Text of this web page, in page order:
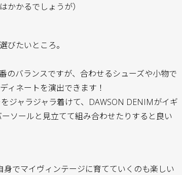
かかるでしょうが）
びたいところ。
のバランスですが、合わせるシューズや小物で
ィネートを演出できます！
ジャラジャラ着けて、DAWSON DENIMがイギ
ソールと見立てて組み合わせたりすると良い
でマイヴィンテージに育てていくのも楽しい